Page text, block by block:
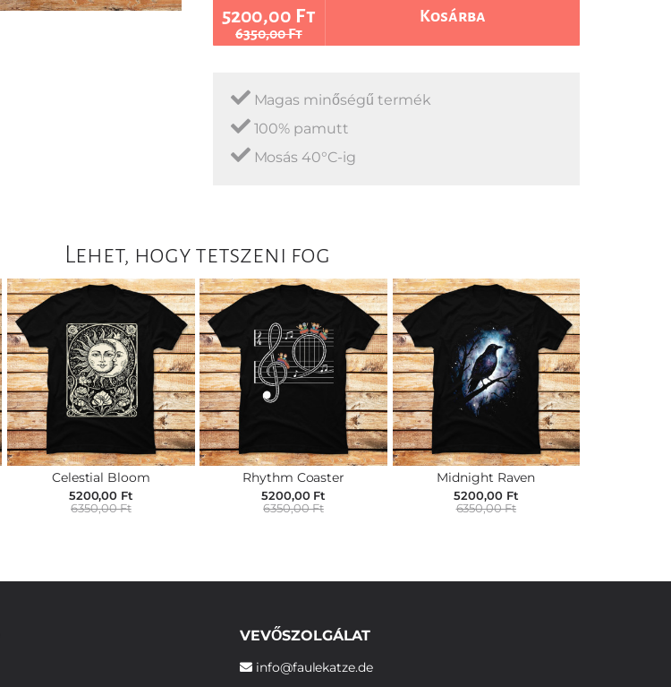
5200,00 Ft
6350,00 Ft
Kosárba
Magas minőségű termék
100% pamutt
Mosás 40°C-ig
Lehet, hogy tetszeni fog
Celestial Bloom
5200,00 Ft
6350,00 Ft
Rhythm Coaster
5200,00 Ft
6350,00 Ft
Midnight Raven
5200,00 Ft
6350,00 Ft
VEVŐSZOLGÁLAT
info@faulekatze.de